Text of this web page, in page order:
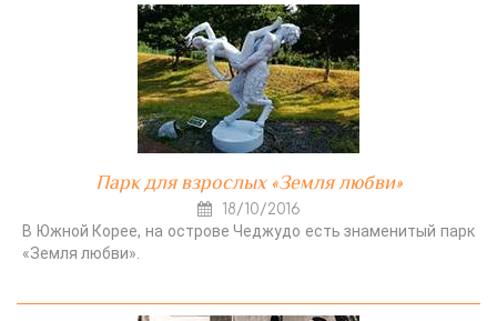
Парк для взрослых «Земля любви»
18/10/2016
В Южной Корее, на острове Чеджудо есть знаменитый парк
«Земля любви».